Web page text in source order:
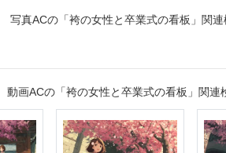
写真ACの「袴の女性と卒業式の看板」関
動画ACの「袴の女性と卒業式の看板」関連